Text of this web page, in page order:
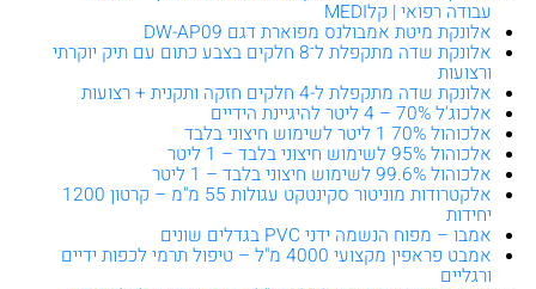
עבודה רפואי | קלMEDI
אלונקת מיטת אמבולנס מפוארת דגם DW-AP09
אלונקת שדה מתקפלת ל־8 חלקים בצבע כתום עם תיק יוקרתי
ורצועות
אלונקת שדה מתקפלת ל-4 חלקים חזקה ותקנית + רצועות
אלכוג'ל 70% – 4 ליטר להיגיינת הידיים
אלכוהול 70% 1 ליטר לשימוש חיצוני בלבד
אלכוהול 95% לשימוש חיצוני בלבד – 1 ליטר
אלכוהול 99.6% לשימוש חיצוני בלבד – 1 ליטר
אלקטרודות מוניטור סקינטקט עגולות 55 מ"מ – קרטון 1200
יחידות
אמבו – מפוח הנשמה ידני PVC בגדלים שונים
אמבט פראפין מקצועי 4000 מ"ל – טיפול תרמי לכפות ידיים
ורגליים